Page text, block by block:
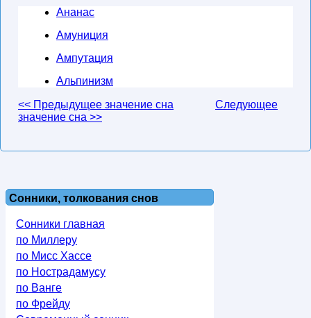
Ананас
Амуниция
Ампутация
Альпинизм
<< Предыдущее значение сна
Следующее
значение сна >>
Сонники, толкования снов
Сонники главная
по Миллеру
по Мисс Хассе
по Нострадамусу
по Ванге
по Фрейду